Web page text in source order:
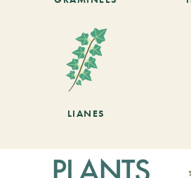
LIANES